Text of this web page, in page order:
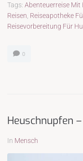
Tags: Abenteuerreise Mit
Reisen Reiseapotheke
Reisevorbereitung Für
0
Heuschnupfen
In Mensch